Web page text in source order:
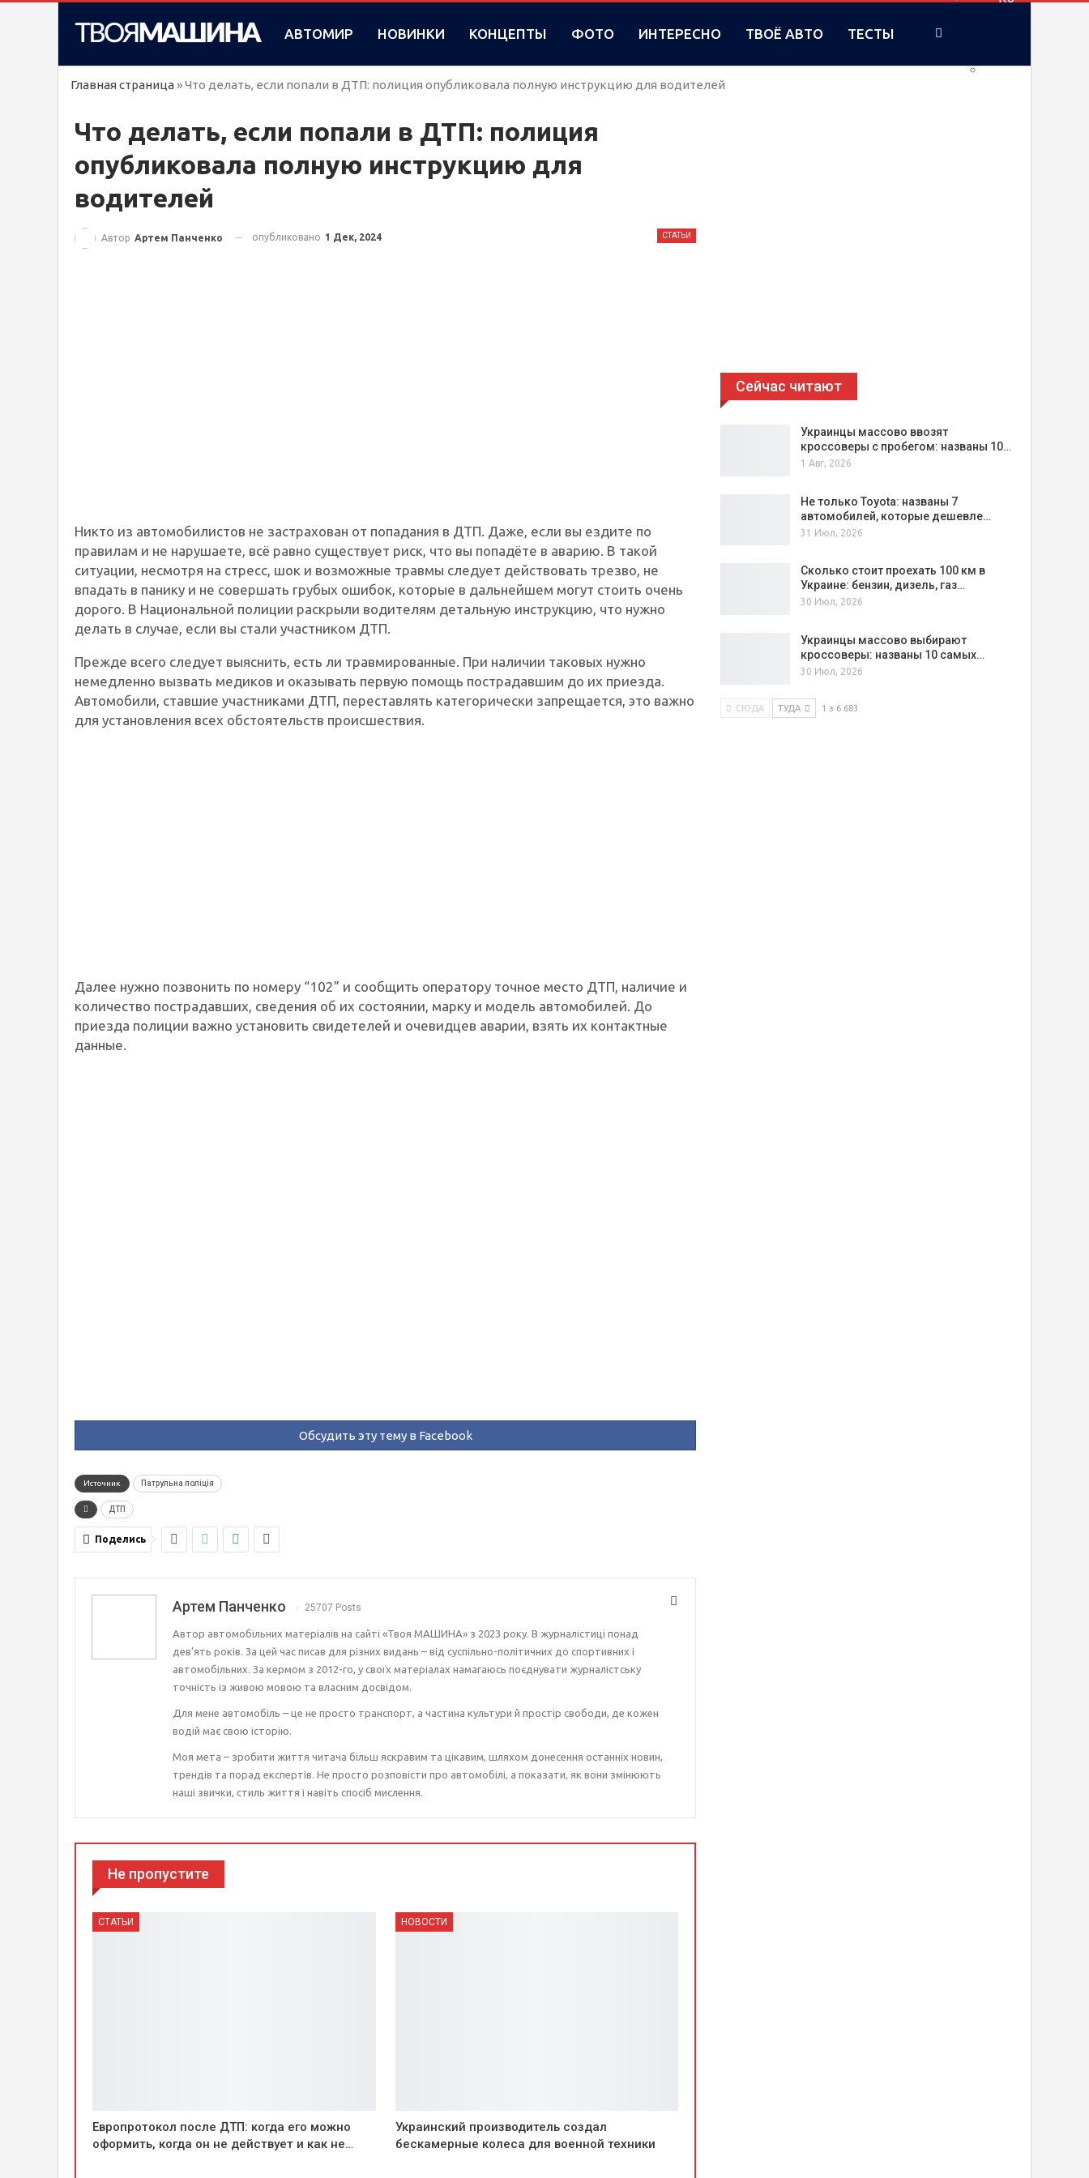
UA
АВТОМИР НОВИНКИ КОНЦЕПТЫ ФОТО ИНТЕРЕСНО ТВОЁ АВТО ТЕСТЫ
Главная страница »Что делать, если попали в ДТП: полиция опубликовала полную инструкцию для водителей
Что делать, если попали в ДТП: полиция
опубликовала полную инструкцию для
водителей
СТАТЬИ
Автор Артем Панченко опубликовано 1 Дек, 2024
Никто из автомобилистов не застрахован от попадания в ДТП. Даже, если вы ездите по
правилам и не нарушаете, всё равно существует риск, что вы попадёте в аварию. В такой
ситуации, несмотря на стресс, шок и возможные травмы следует действовать трезво, не
впадать в панику и не совершать грубых ошибок, которые в дальнейшем могут стоить очень
дорого. В Национальной полиции раскрыли водителям детальную инструкцию, что нужно
делать в случае, если вы стали участником ДТП.
Прежде всего следует выяснить, есть ли травмированные. При наличии таковых нужно
немедленно вызвать медиков и оказывать первую помощь пострадавшим до их приезда.
Автомобили, ставшие участниками ДТП, переставлять категорически запрещается, это важно
для установления всех обстоятельств происшествия.
Далее нужно позвонить по номеру “102” и сообщить оператору точное место ДТП, наличие и
количество пострадавших, сведения об их состоянии, марку и модель автомобилей. До
приезда полиции важно установить свидетелей и очевидцев аварии, взять их контактные
данные.
Обсудить эту тему в Facebook
Источник Патрульна поліція
ДТП
Поделись
Артем Панченко 25707 Posts
Автор автомобільних матеріалів на сайті «Твоя МАШИНА» з 2023 року. В журналістиці понад
дев’ять років. За цей час писав для різних видань – від суспільно-політичних до спортивних і
автомобільних. За кермом з 2012-го, у своїх матеріалах намагаюсь поєднувати журналістську
точність із живою мовою та власним досвідом.
Для мене автомобіль – це не просто транспорт, а частина культури й простір свободи, де кожен
водій має свою історію.
Моя мета – зробити життя читача більш яскравим та цікавим, шляхом донесення останніх новин,
трендів та порад експертів. Не просто розповісти про автомобілі, а показати, як вони змінюють
наші звички, стиль життя і навіть спосіб мислення.
Не пропустите
СТАТЬИ
Европротокол после ДТП: когда его можно
оформить, когда он не действует и как не…
НОВОСТИ
Украинский производитель создал
бескамерные колеса для военной техники
Сейчас читают
Украинцы массово ввозят
кроссоверы с пробегом: названы 10…
1 Авг, 2026
Не только Toyota: названы 7
автомобилей, которые дешевле…
31 Июл, 2026
Сколько стоит проехать 100 км в
Украине: бензин, дизель, газ…
30 Июл, 2026
Украинцы массово выбирают
кроссоверы: названы 10 самых…
30 Июл, 2026
СЮДА ТУДА 1 з 6 683